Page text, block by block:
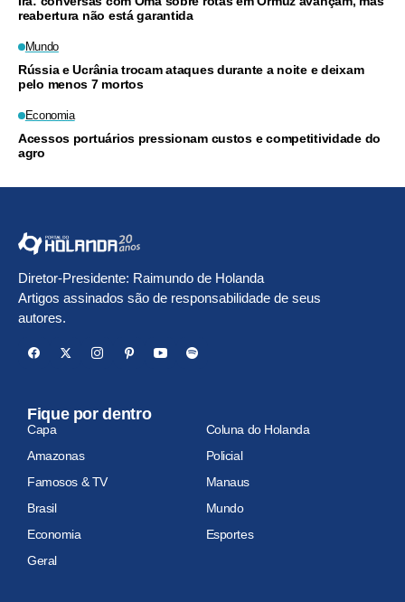
reabertura não está garantida
Mundo
Rússia e Ucrânia trocam ataques durante a noite e deixam
pelo menos 7 mortos
Economia
Acessos portuários pressionam custos e competitividade do
agro
Diretor-Presidente: Raimundo de Holanda
Artigos assinados são de responsabilidade de seus
autores.
Fique por dentro
Capa
Coluna do Holanda
Amazonas
Policial
Famosos & TV
Manaus
Brasil
Mundo
Economia
Esportes
Geral